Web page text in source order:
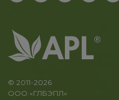
© 2011-2026
ООО «ГЛБЭПЛ»